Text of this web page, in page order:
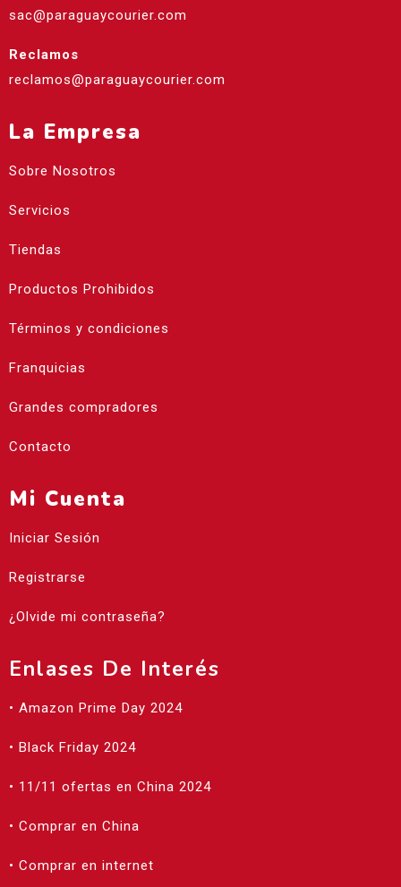
sac@paraguaycourier.com
Reclamos
reclamos@paraguaycourier.com
La Empresa
Sobre Nosotros
Servicios
Tiendas
Productos Prohibidos
Términos y condiciones
Franquicias
Grandes compradores
Contacto
Mi Cuenta
Iniciar Sesión
Registrarse
¿Olvide mi contraseña?
Enlases De Interés
• Amazon Prime Day 2024
• Black Friday 2024
• 11/11 ofertas en China 2024
• Comprar en China
• Comprar en internet